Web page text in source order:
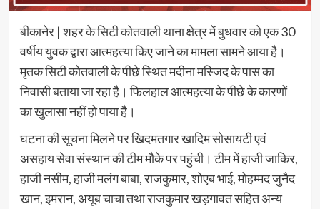
बीकानेर | शहर के सिटी कोतवाली थाना क्षेत्र में बुधवार को एक 30
वर्षीय युवक द्वारा आत्महत्या किए जाने का मामला सामने आया है।
मृतक सिटी कोतवाली के पीछे स्थित मदीना मस्जिद के पास का
निवासी बताया जा रहा है। फिलहाल आत्महत्या के पीछे के कारणों
का खुलासा नहीं हो पाया है।
घटना की सूचना मिलने पर खिदमतगार खादिम सोसायटी एवं
असहाय सेवा संस्थान की टीम मौके पर पहुंची। टीम में हाजी जाकिर,
हाजी नसीम, हाजी मलंग बाबा, राजकुमार, शोएब भाई, मोहम्मद जुनैद
खान, इमरान, अयूब चाचा तथा राजकुमार खड़गावत सहित अन्य